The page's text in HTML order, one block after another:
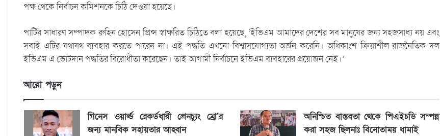
পক্ষ থেকে নির্বাচন কমিশনকে চিঠি দেওয়া হয়েছে।
পার্টির সাধারণ সম্পাদক রুহিন হোসেন প্রিন্স স্বাক্ষরিত চিঠিতে বলা হয়েছে, ‘ইভিএম আমাদের দেশের সব মানুষের জন্য সহজসাধ্য নয় এবং
সবাই এটির যথাযথ ব্যবহার করতে পারেন না। এই পদ্ধতি এখনো বিশ্বাসযোগ্যতা অর্জন করেনি। অধিকাংশ ক্রিয়াশীল রাজনৈতিক দল
ইভিএম এ ভোটদান পদ্ধতির বিরোধীতা করেছেন। তাই আগামী নির্বাচনে ইভিএম ব্যবহারের প্রয়োজন নেই।’
আরো পড়ুন
গিনেস ওয়ার্ল্ড রেকর্ডধারী প্রেনচ্যুং ম্রো’র
জন্য মানবিক সহায়তার আহ্বান
অনিশ্চিত বাস্তবতা থেকে পিএইচডি সম্পন্ন
করা সহজ ছিলনাঃ বিনোতাময় ধামাই